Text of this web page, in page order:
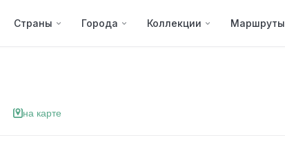
Страны Города Коллекции Маршруты
на карте